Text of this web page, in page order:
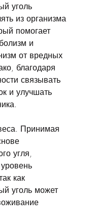
уголь
из организма
помогает
и
от вредных
благодаря
связывать
и улучшать
Принимая
угля,
как
уголь может